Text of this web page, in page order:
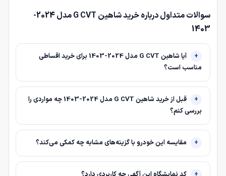
سوالات متداول درباره خرید شاهین G CVT مدل 2024-
1403
آیا شاهین G CVT مدل 2024-1403 برای خرید اقساطی
مناسب است؟
قبل از خرید شاهین G CVT مدل 2024-1403 چه مواردی را
بررسی کنم؟
مقایسه این خودرو با گزینه‌های مشابه چه کمکی می‌کند؟